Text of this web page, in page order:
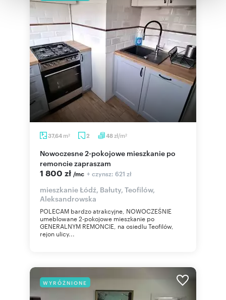
korzystania z ich usług.
37,64 m2 2 48zł/m2
Nowoczesne 2-pokojowe mieszkanie po
remoncie zapraszam
1 800 zł /mc + czynsz: 621 zł
mieszkanie Łódź, Bałuty, Teofilów,
Aleksandrowska
POLECAM bardzo atrakcyjne, NOWOCZEŚNIE
umeblowane 2-pokojowe mieszkanie po
GENERALNYM REMONCIE, na osiedlu Teofilów,
rejon ulicy...
WYRÓŻNIONE